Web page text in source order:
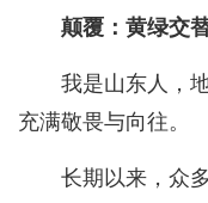
颠覆：黄绿交
我是山东人，
充满敬畏与向往。
长期以来，众